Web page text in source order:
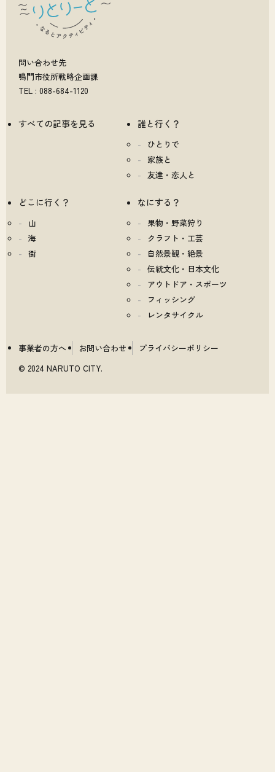
問い合わせ先
鳴門市役所戦略企画課
TEL : 088-684-1120
すべての記事を見る 誰と行く？
ひとりで
家族と
友達・恋人と
どこに行く？
山
海
街
なにする？
果物・野菜狩り
クラフト・工芸
自然景観・絶景
伝統文化・日本文化
アウトドア・スポーツ
フィッシング
レンタサイクル
事業者の方へ お問い合わせ
プライバシーポリシー
© 2024 NARUTO CITY.